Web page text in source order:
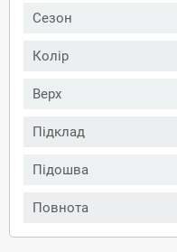
Сезон
Колір
Верх
Підклад
Підошва
Повнота